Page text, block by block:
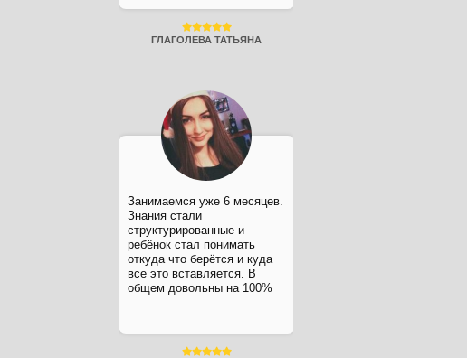
ГЛАГОЛЕВА ТАТЬЯНА
Занимаемся уже 6 месяцев.
Знания стали
структурированные и
ребёнок стал понимать
откуда что берётся и куда
все это вставляется. В
общем довольны на 100%